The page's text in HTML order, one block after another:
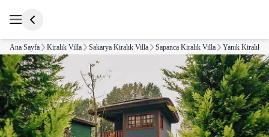
Ana Sayfa Kiralık Villa Sakarya Kiralık Villa Sapanca Kiralık Villa Yanık Kiralık